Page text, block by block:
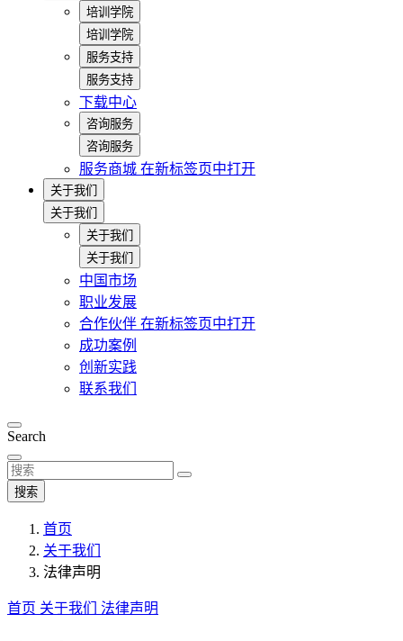
培训学院
培训学院
服务支持
服务支持
下载中心
咨询服务
咨询服务
服务商城 在新标签页中打开
关于我们
关于我们
关于我们
关于我们
中国市场
职业发展
合作伙伴 在新标签页中打开
成功案例
创新实践
联系我们
Search
搜索
首页
关于我们
法律声明
首页 关于我们 法律声明